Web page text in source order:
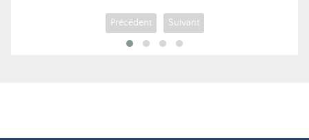
Précédent Suivant